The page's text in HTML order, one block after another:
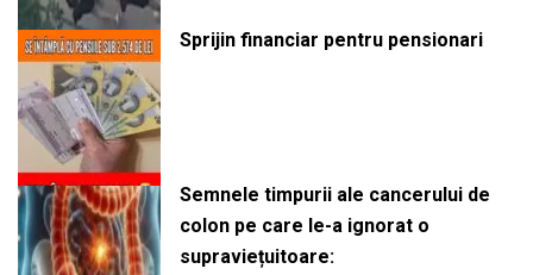
Sprijin financiar pentru pensionari
Semnele timpurii ale cancerului de
colon pe care le-a ignorat o
supraviețuitoare: